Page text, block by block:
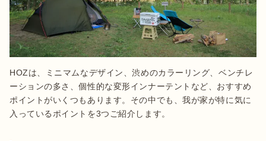
HOZは、ミニマムなデザイン、渋めのカラーリング、ベンチレ
ーションの多さ、個性的な変形インナーテントなど、おすすめ
ポイントがいくつもあります。その中でも、我が家が特に気に
入っているポイントを3つご紹介します。